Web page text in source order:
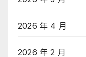
2026 年 4 月
2026 年 2 月